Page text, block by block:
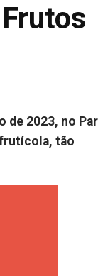
de 2023, no
tão